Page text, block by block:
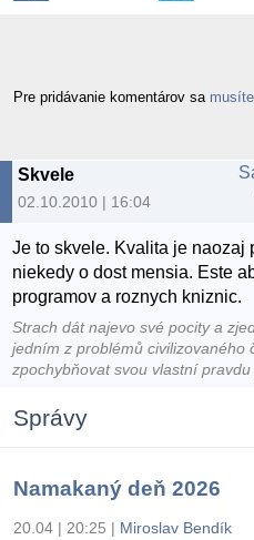
Pre pridávanie komentárov sa
Skvele
02.10.2010 | 16:04
Je to skvele. Kvalita je naozaj
niekedy o dost mensia. Este
programov a roznych kniznic.
Strach dát najevo své pocity a
jedním z problémů civilizovaného
zpochybňovat svou vlastní
Správy
Namakaný deň 2026
20.04 | 20:25 | Miroslav Bendík